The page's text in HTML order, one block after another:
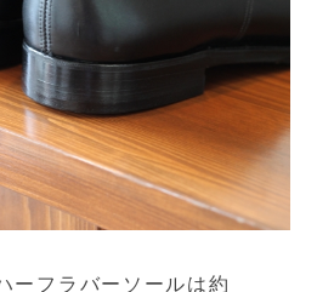
ーフラバーソールは約